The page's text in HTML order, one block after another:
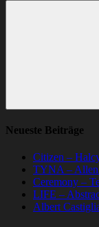
nach:
Neueste Beiträge
Citizen –
TYNA – Allen
Ceremony –
LIFE –
Albert